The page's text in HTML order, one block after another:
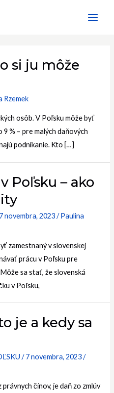
si ju môže
Rzemek
osôb. V Poľsku môže byť
% – pre malých daňových
podnikanie. Kto […]
Poľsku – ako
7 novembra, 2023/Paulina
zamestnaný v slovenskej
prácu v Poľsku pre
sa stať, že slovenská
v Poľsku,
je a kedy sa
/7 novembra, 2023/
činov, je daň zo zmlúv